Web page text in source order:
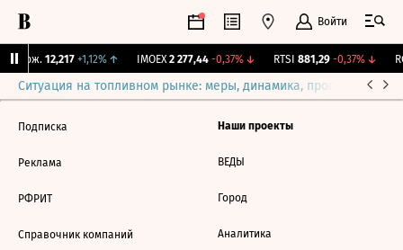
Войти
Бирж. 12,217 +1,12%↑ IMOEX 2 277,44 -0,37%↓ RTSI 881,29 -0,37%↓
Ситуация на топливном рынке: меры, динамика, прогнозы
Подписка
Реклама
РФРИТ
Справочник компаний
Наши проекты
ВЕДЫ
Город
Аналитика